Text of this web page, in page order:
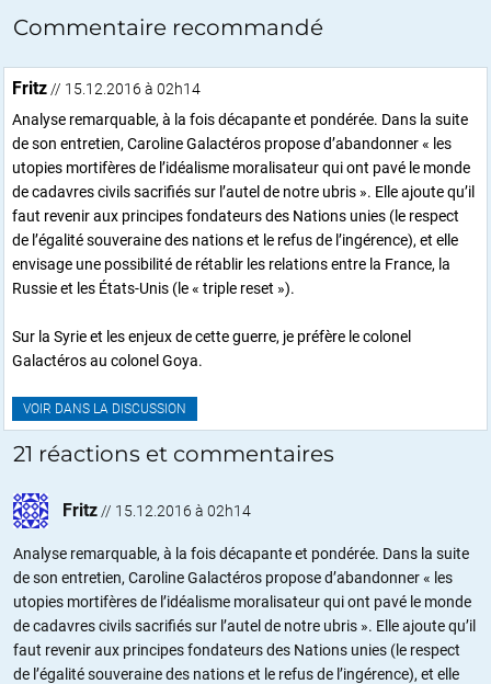
Commentaire recommandé
Fritz // 15.12.2016 à 02h14
Analyse remarquable, à la fois décapante et pondérée. Dans la suite
de son entretien, Caroline Galactéros propose d’abandonner « les
utopies mortifères de l’idéalisme moralisateur qui ont pavé le monde
de cadavres civils sacrifiés sur l’autel de notre ubris ». Elle ajoute qu’il
faut revenir aux principes fondateurs des Nations unies (le respect
de l’égalité souveraine des nations et le refus de l’ingérence), et elle
envisage une possibilité de rétablir les relations entre la France, la
Russie et les États-Unis (le « triple reset »).
Sur la Syrie et les enjeux de cette guerre, je préfère le colonel
Galactéros au colonel Goya.
VOIR DANS LA DISCUSSION
21 réactions et commentaires
Fritz // 15.12.2016 à 02h14
Analyse remarquable, à la fois décapante et pondérée. Dans la suite
de son entretien, Caroline Galactéros propose d’abandonner « les
utopies mortifères de l’idéalisme moralisateur qui ont pavé le monde
de cadavres civils sacrifiés sur l’autel de notre ubris ». Elle ajoute qu’il
faut revenir aux principes fondateurs des Nations unies (le respect
de l’égalité souveraine des nations et le refus de l’ingérence), et elle